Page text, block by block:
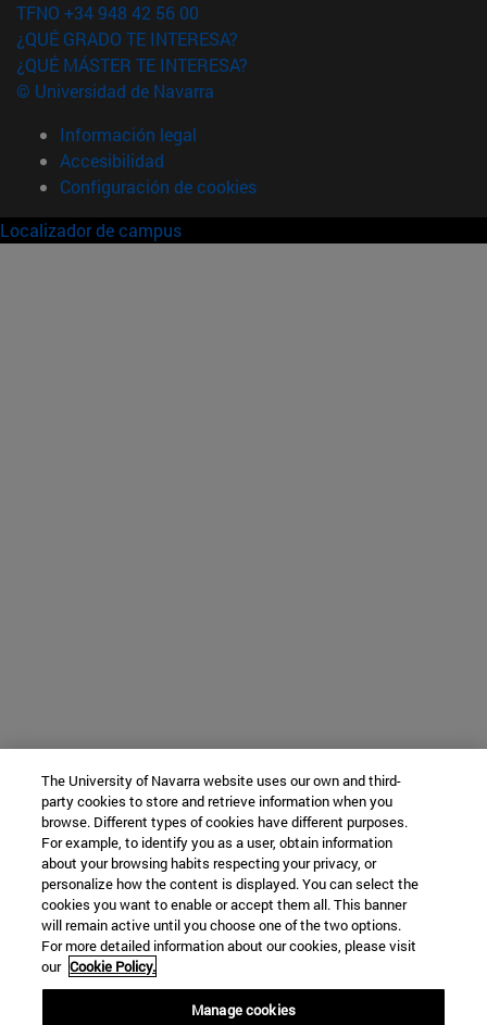
TFNO +34 948 42 56 00
¿QUÉ GRADO TE INTERESA?
¿QUÉ MÁSTER TE INTERESA?
© Universidad de Navarra
Información legal
Accesibilidad
Configuración de cookies
Localizador de campus
The University of Navarra website uses our own and third-
party cookies to store and retrieve information when you
browse. Different types of cookies have different purposes.
For example, to identify you as a user, obtain information
about your browsing habits respecting your privacy, or
personalize how the content is displayed. You can select the
cookies you want to enable or accept them all. This banner
will remain active until you choose one of the two options.
For more detailed information about our cookies, please visit
our Cookie Policy.
Manage cookies